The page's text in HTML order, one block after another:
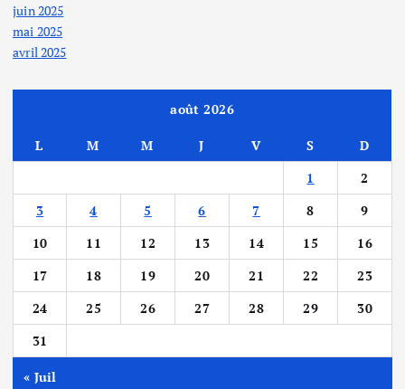
juin 2025
mai 2025
avril 2025
août 2026
L M M J V S
D
1
2
3
4 5 6 7 8
9
10
11 12 13 14 15
16
17
18 19 20 21 22
23
24
25 26 27 28 29
30
31
« Juil